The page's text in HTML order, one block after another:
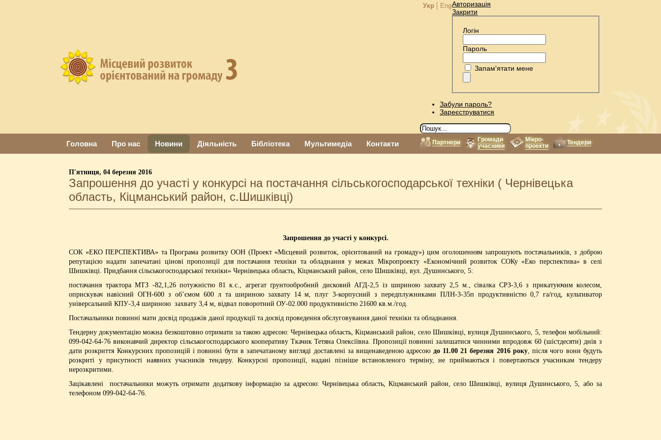
Укр EngАвторизація
Закрити
Логін
Пароль
Запам'ятати мене
Забули пароль?
Зареєструватися
Головна Про нас Новини Діяльність Бібліотека Мультимедіа Контакти Партнери
Громади
учасники
Мікро-
проекти
Тендери
П'ятниця, 04 березня 2016
Запрошення до участі у конкурсі на постачання сільськогосподарської техніки ( Чернівецька
область, Кіцманський район, с.Шишківці)
Запрошення до участі у конкурсі.
СОК «ЕКО ПЕРСПЕКТИВА» та Програма розвитку ООН (Проект «Місцевий розвиток, орієнтований на громаду») цим оголошенням запрошують постачальників, з доброю
репутацією надати запечатані цінові пропозиції для постачання техніки та обладнання у межах Мікропроекту «Економічний розвиток СОКу «Еко перспектива» в селі
Шишківці. Придбання сільськогосподарської техніки» Чернівецька область, Кіцманський район, село Шишківці, вул. Душинського, 5:
постачання трактора МТЗ -82,1,26 потужністю 81 к.с., агрегат ґрунтообробний дисковий АГД-2,5 із шириною захвату 2,5 м., сівалка СРЗ-3,6 з прикатуючим колесом,
оприскувач навісний ОГН-600 з об’ємом 600 л та шириною захвату 14 м, плуг 3-корпусний з передплужниками ПЛН-3-35п продуктивністю 0,7 га/год, культиватор
універсальний КПУ-3,4 шириною захвату 3,4 м, відвал поворотний ОУ-02.000 продуктивністю 21600 кв.м./год.
Постачальники повинні мати досвід продажів даної продукції та досвід проведення обслуговування даної техніки та обладнання.
Тендерну документацію можна безкоштовно отримати за такою адресою: Чернівецька область, Кіцманський район, село Шишківці, вулиця Душинського, 5, телефон мобільний:
099-042-64-76 виконавчий директор сільськогосподарського кооперативу Ткачик Тетяна Олексіївна. Пропозиції повинні залишатися чинними впродовж 60 (шістдесяти) днів з
дати розкриття Конкурсних пропозицій і повинні бути в запечатаному вигляді доставлені за вищенаведеною адресою до 11.00 21 березня 2016 року, після чого вони будуть
розкриті у присутності наявних учасників тендеру. Конкурсні пропозиції, надані пізніше встановленого терміну, не приймаються і повертаються учасникам тендеру
нерозкритими.
Зацікавлені постачальники можуть отримати додаткову інформацію за адресою: Чернівецька область, Кіцманський район, село Шишківці, вулиця Душинського, 5, або за
телефоном 099-042-64-76.